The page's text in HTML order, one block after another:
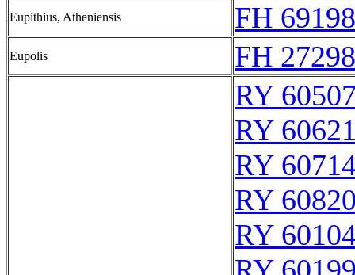
Eupithius, Atheniensis FH
Eupolis
FH
RY
RY
RY
RY
RY